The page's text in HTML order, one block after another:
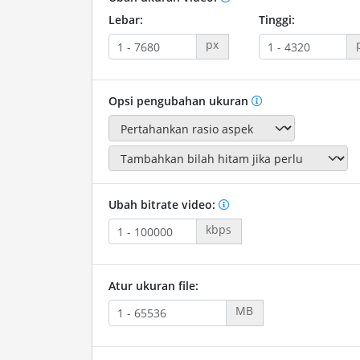
Lebar:
px
Tinggi:
Opsi pengubahan ukuran
Ubah bitrate video:
kbps
Atur ukuran file:
MB